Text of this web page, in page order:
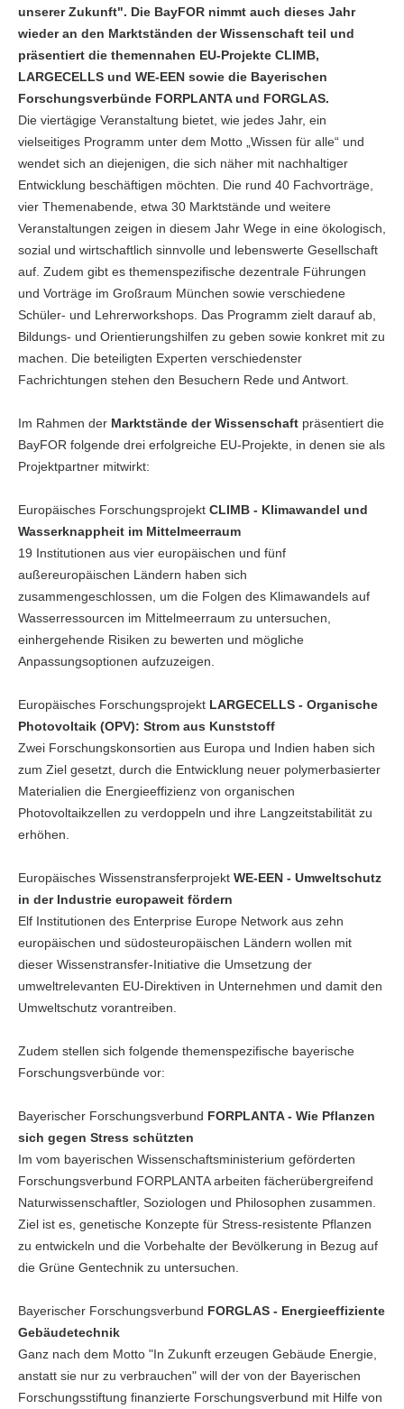
unserer Zukunft". Die BayFOR nimmt auch dieses Jahr
wieder an den Marktständen der Wissenschaft teil und
präsentiert die themennahen EU-Projekte CLIMB,
LARGECELLS und WE-EEN sowie die Bayerischen
Forschungsverbünde FORPLANTA und FORGLAS.
Die viertägige Veranstaltung bietet, wie jedes Jahr, ein
vielseitiges Programm unter dem Motto „Wissen für alle“ und
wendet sich an diejenigen, die sich näher mit nachhaltiger
Entwicklung beschäftigen möchten. Die rund 40 Fachvorträge,
vier Themenabende, etwa 30 Marktstände und weitere
Veranstaltungen zeigen in diesem Jahr Wege in eine ökologisch,
sozial und wirtschaftlich sinnvolle und lebenswerte Gesellschaft
auf. Zudem gibt es themenspezifische dezentrale Führungen
und Vorträge im Großraum München sowie verschiedene
Schüler- und Lehrerworkshops. Das Programm zielt darauf ab,
Bildungs- und Orientierungshilfen zu geben sowie konkret mit zu
machen. Die beteiligten Experten verschiedenster
Fachrichtungen stehen den Besuchern Rede und Antwort.
Im Rahmen der Marktstände der Wissenschaft präsentiert die
BayFOR folgende drei erfolgreiche EU-Projekte, in denen sie als
Projektpartner mitwirkt:
Europäisches Forschungsprojekt CLIMB - Klimawandel und
Wasserknappheit im Mittelmeerraum
19 Institutionen aus vier europäischen und fünf
außereuropäischen Ländern haben sich
zusammengeschlossen, um die Folgen des Klimawandels auf
Wasserressourcen im Mittelmeerraum zu untersuchen,
einhergehende Risiken zu bewerten und mögliche
Anpassungsoptionen aufzuzeigen.
Europäisches Forschungsprojekt LARGECELLS - Organische
Photovoltaik (OPV): Strom aus Kunststoff
Zwei Forschungskonsortien aus Europa und Indien haben sich
zum Ziel gesetzt, durch die Entwicklung neuer polymerbasierter
Materialien die Energieeffizienz von organischen
Photovoltaikzellen zu verdoppeln und ihre Langzeitstabilität zu
erhöhen.
Europäisches Wissenstransferprojekt WE-EEN - Umweltschutz
in der Industrie europaweit fördern
Elf Institutionen des Enterprise Europe Network aus zehn
europäischen und südosteuropäischen Ländern wollen mit
dieser Wissenstransfer-Initiative die Umsetzung der
umweltrelevanten EU-Direktiven in Unternehmen und damit den
Umweltschutz vorantreiben.
Zudem stellen sich folgende themenspezifische bayerische
Forschungsverbünde vor:
Bayerischer Forschungsverbund FORPLANTA - Wie Pflanzen
sich gegen Stress schützten
Im vom bayerischen Wissenschaftsministerium geförderten
Forschungsverbund FORPLANTA arbeiten fächerübergreifend
Naturwissenschaftler, Soziologen und Philosophen zusammen.
Ziel ist es, genetische Konzepte für Stress-resistente Pflanzen
zu entwickeln und die Vorbehalte der Bevölkerung in Bezug auf
die Grüne Gentechnik zu untersuchen.
Bayerischer Forschungsverbund FORGLAS - Energieeffiziente
Gebäudetechnik
Ganz nach dem Motto "In Zukunft erzeugen Gebäude Energie,
anstatt sie nur zu verbrauchen" will der von der Bayerischen
Forschungsstiftung finanzierte Forschungsverbund mit Hilfe von